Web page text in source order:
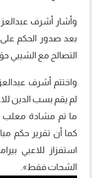
وأشار أشرف
بعد صدور الحكم
التصالح مع
واختتم أشرف
لم يقم بسب الدين
ما تم مشادة معلب
كما أن تقرير حكم
استفزاز للاعبي
الشحات فقط».